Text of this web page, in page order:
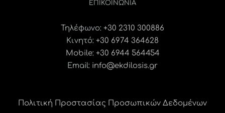
ΕΠΙΚΟΙΝΩΝΊΑ
Τηλέφωνο: +30 2310 300886
Κινητό: +30 6974 364628
Mobile: +30 6944 564454
Email: info@ekdilosis.gr
Πολιτική Προστασίας Προσωπικών Δεδομένων